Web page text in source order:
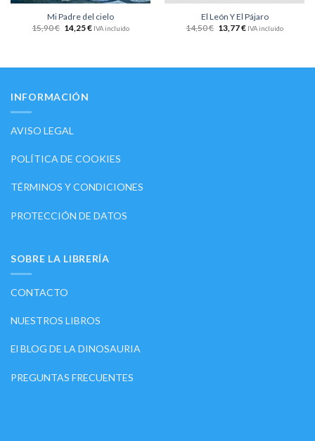
Mi Padre del cielo
15,90€ 14,25€ IVA incluido
El León Y El Pájaro
14,50€ 13,77€ IVA incluido
INFORMACIÓN
AVISO LEGAL
POLÍTICA DE COOKIES
TÉRMINOS Y CONDICIONES
PROTECCIÓN DE DATOS
SOBRE LA LIBRERÍA
CONTACTO
NUESTROS LIBROS
El BLOG DE LA DINOSAURIA
PREGUNTAS FRECUENTES